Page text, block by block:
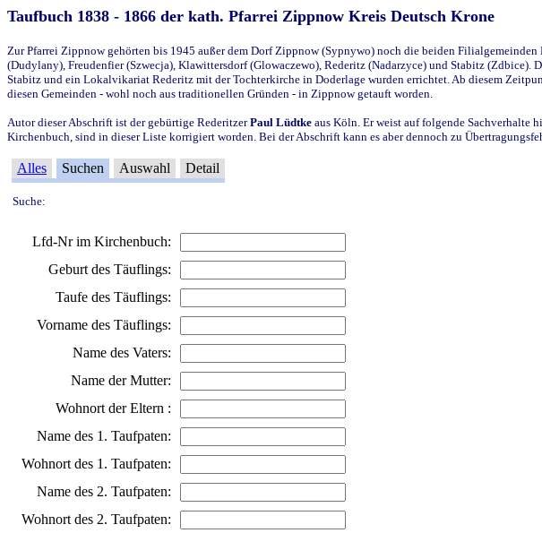
Taufbuch 1838 - 1866 der kath. Pfarrei Zippnow Kreis Deutsch Krone
Zur Pfarrei Zippnow gehörten bis 1945 außer dem Dorf Zippnow (Sypnywo) noch die beiden
(Dudylany), Freudenfier (Szwecja), Klawittersdorf (Glowaczewo), Rederitz (Nadarzyce) und Stabitz
Stabitz und ein Lokalvikariat Rederitz mit der Tochterkirche in Doderlage wurden errichtet. Ab diesem
diesen Gemeinden - wohl noch aus traditionellen Gründen - in Zippnow getauft worden.
Autor dieser Abschrift ist der gebürtige RederitzerPaul Lüdtke aus Köln. Er weist auf folgende Sachverhalte
Kirchenbuch, sind in dieser Liste korrigiert worden. Bei der Abschrift kann es aber dennoch zu
Alles Suchen Auswahl Detail
Suche:
Lfd-Nr im Kirchenbuch:
Geburt des Täuflings:
Taufe des Täuflings:
Vorname des Täuflings:
Name des Vaters:
Name der Mutter:
Wohnort der Eltern :
Name des 1. Taufpaten:
Wohnort des 1. Taufpaten:
Name des 2. Taufpaten:
Wohnort des 2. Taufpaten: